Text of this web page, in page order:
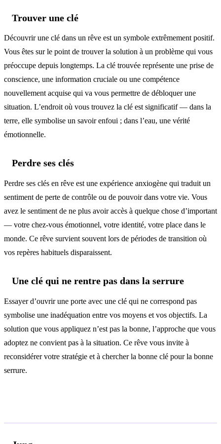
Trouver une clé
Découvrir une clé dans un rêve est un symbole extrêmement positif.
Vous êtes sur le point de trouver la solution à un problème qui vous
préoccupe depuis longtemps. La clé trouvée représente une prise de
conscience, une information cruciale ou une compétence
nouvellement acquise qui va vous permettre de débloquer une
situation. L’endroit où vous trouvez la clé est significatif — dans la
terre, elle symbolise un savoir enfoui ; dans l’eau, une vérité
émotionnelle.
Perdre ses clés
Perdre ses clés en rêve est une expérience anxiogène qui traduit un
sentiment de perte de contrôle ou de pouvoir dans votre vie. Vous
avez le sentiment de ne plus avoir accès à quelque chose d’important
— votre chez-vous émotionnel, votre identité, votre place dans le
monde. Ce rêve survient souvent lors de périodes de transition où
vos repères habituels disparaissent.
Une clé qui ne rentre pas dans la serrure
Essayer d’ouvrir une porte avec une clé qui ne correspond pas
symbolise une inadéquation entre vos moyens et vos objectifs. La
solution que vous appliquez n’est pas la bonne, l’approche que vous
adoptez ne convient pas à la situation. Ce rêve vous invite à
reconsidérer votre stratégie et à chercher la bonne clé pour la bonne
serrure.